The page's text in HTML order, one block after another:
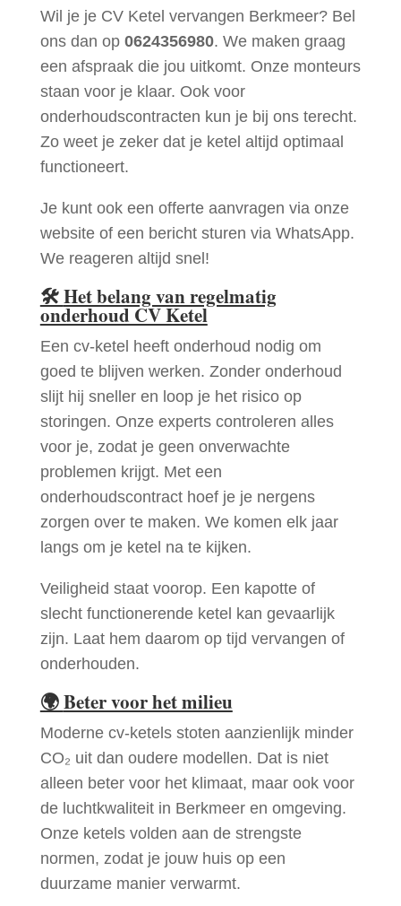
Wil je je CV Ketel vervangen Berkmeer? Bel
ons dan op 0624356980. We maken graag
een afspraak die jou uitkomt. Onze monteurs
staan voor je klaar. Ook voor
onderhoudscontracten kun je bij ons terecht.
Zo weet je zeker dat je ketel altijd optimaal
functioneert.
Je kunt ook een offerte aanvragen via onze
website of een bericht sturen via WhatsApp.
We reageren altijd snel!
🛠Het belang van regelmatig
onderhoud CV Ketel
Een cv-ketel heeft onderhoud nodig om
goed te blijven werken. Zonder onderhoud
slijt hij sneller en loop je het risico op
storingen. Onze experts controleren alles
voor je, zodat je geen onverwachte
problemen krijgt. Met een
onderhoudscontract hoef je je nergens
zorgen over te maken. We komen elk jaar
langs om je ketel na te kijken.
Veiligheid staat voorop. Een kapotte of
slecht functionerende ketel kan gevaarlijk
zijn. Laat hem daarom op tijd vervangen of
onderhouden.
🌍Beter voor het milieu
Moderne cv-ketels stoten aanzienlijk minder
CO₂ uit dan oudere modellen. Dat is niet
alleen beter voor het klimaat, maar ook voor
de luchtkwaliteit in Berkmeer en omgeving.
Onze ketels volden aan de strengste
normen, zodat je jouw huis op een
duurzame manier verwarmt.